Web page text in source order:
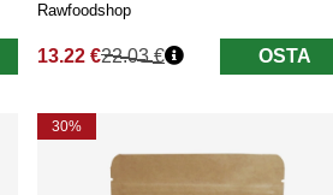
Rawfoodshop
13.22 €
Normaali hinta
22.03 € OSTA
30%